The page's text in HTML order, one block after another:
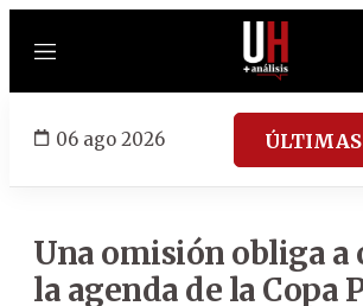
Menú
06 ago 2026
Una omisión obliga a
la agenda de la Copa